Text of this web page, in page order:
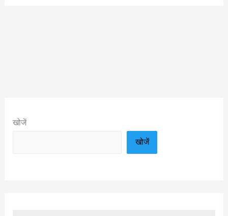
खोजें
खोजें